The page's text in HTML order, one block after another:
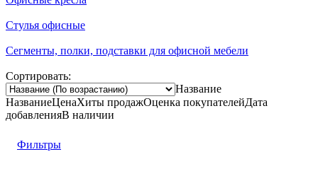
Стулья офисные
Сегменты, полки, подставки для офисной мебели
Сортировать:
Название
НазваниеЦенаХиты продажОценка покупателейДата
добавленияВ наличии
Фильтры